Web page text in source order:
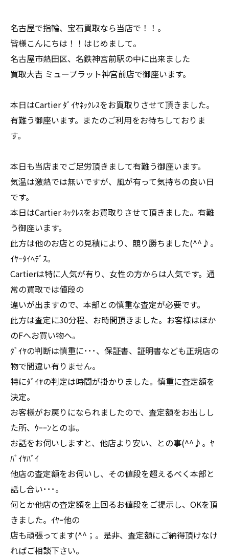
名古屋で指輪、宝石買取なら当店で！！。
皆様こんにちは！！はじめまして。
名古屋市熱田区、名鉄神宮前駅の中に出来ました
買取大吉 ミュープラット神宮前店で御座います。
本日はCartier ﾀﾞｲﾔﾈｯｸﾚｽをお買取りさせて頂きました。
有難う御座います。またのご利用をお待ちしておりま
す。
本日も当店までご足労頂きまして有難う御座います。
気温は激熱では無いですが、風が有って気持ちの良い日
です。
本日はCartier ﾈｯｸﾚｽをお買取りさせて頂きました。有難
う御座います。
此方は他のお店との見積により、競り勝ちました(^^♪。
ｲﾔｰﾀｲﾍﾃﾞｽ。
Cartierは特に人気が有り、女性の方からは人気です。通
常の買取では値段の
違いが出ますので、本部との慎重な査定が必要です。
此方は査定に30分程、お時間頂きました。お客様はほか
のFへお買い物へ。
ﾀﾞｲﾔの判断は慎重に･･･、保証書、証明書なども正規店の
物で間違い有りません。
特にﾀﾞｲﾔの判定は時間が掛かりました。慎重に査定額を
決定。
お客様がお戻りになられましたので、査定額をお出しし
た所、ｳｰｰﾝとの事。
お話をお伺いしますと、他店より安い、との事(^^♪。ﾔ
ﾊﾞｲﾔﾊﾞｲ
他店の査定額をお伺いし、その値段を超えるべく本部と
話し合い･･･。
何とか他店の査定額を上回るお値段をご提示し、OKを頂
きました。ｲﾔｰ他の
店も頑張ってます(^^；。是非、査定額にご納得頂けなけ
ればご相談下さい。